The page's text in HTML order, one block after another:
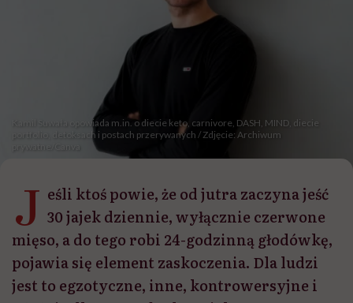
Kamil Suwała opowiada m.in. o diecie keto, carnivore, DASH, MIND, diecie
portfolio, detoksach i postach przerywanych / Zdjęcie: Archiwum
J eśli ktoś powie, że od jutra zaczyna jeść
30 jajek dziennie, wyłącznie czerwone
mięso, a do tego robi 24-godzinną głodówkę,
pojawia się element zaskoczenia. Dla ludzi
jest to egzotyczne, inne, kontrowersyjne i